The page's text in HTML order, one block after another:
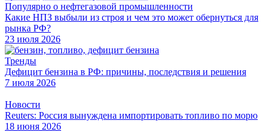
Популярно о нефтегазовой промышленности
Какие НПЗ выбыли из строя и чем это может обернуться для
рынка РФ?
23 июля 2026
Тренды
Дефицит бензина в РФ: причины, последствия и решения
7 июля 2026
Новости
Reuters: Россия вынуждена импортировать топливо по морю
18 июня 2026